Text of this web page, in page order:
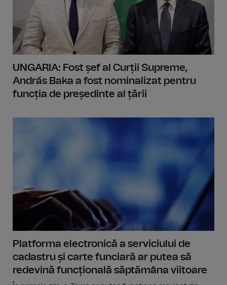
UNGARIA: Fost șef al Curții Supreme,
András Baka a fost nominalizat pentru
funcția de președinte al țării
Platforma electronică a serviciului de
cadastru și carte funciară ar putea să
redevină funcțională săptămâna viitoare